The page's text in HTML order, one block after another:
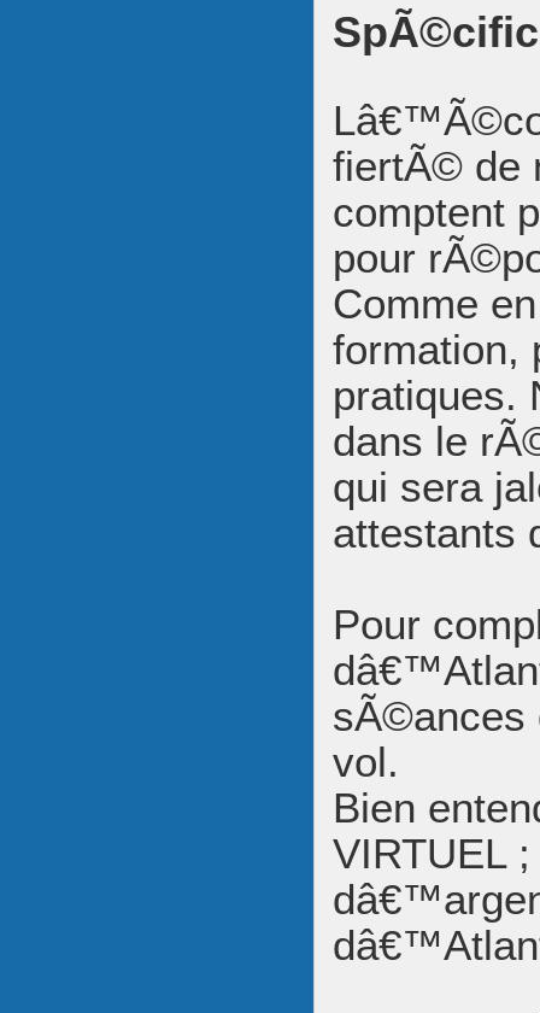
fiertÃ© de
comptent
pour
Comme
formation,
pratiques.
dans le
qui sera
attestants
Pour
sÃ©ances
vol.
Bien
VIRTUEL